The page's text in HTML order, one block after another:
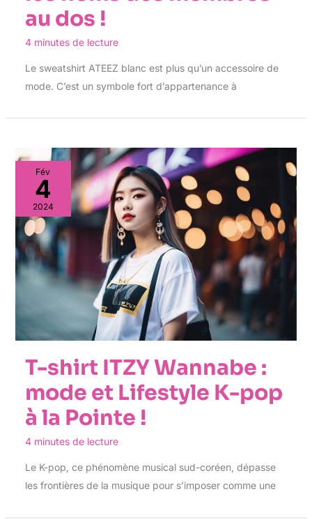
au dos !
4 minutes de lecture
Le sweatshirt ATEEZ blanc est plus qu’un accessoire de
mode. C’est un symbole fort d’appartenance à
Fév
4
2024
T-shirt ITZY Wannabe :
mode et Lifestyle K-pop
à la Pointe !
4 minutes de lecture
Le K-pop, ce phénomène musical sud-coréen, dépasse
les frontières de la musique pour s’imposer comme une